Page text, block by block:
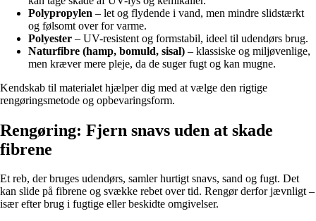
Polypropylen – let og flydende i vand, men mindre slidstærkt
og følsomt over for varme.
Polyester – UV-resistent og formstabil, ideel til udendørs brug.
Naturfibre (hamp, bomuld, sisal) – klassiske og miljøvenlige,
men kræver mere pleje, da de suger fugt og kan mugne.
Kendskab til materialet hjælper dig med at vælge den rigtige
rengøringsmetode og opbevaringsform.
Rengøring: Fjern snavs uden at skade
fibrene
Et reb, der bruges udendørs, samler hurtigt snavs, sand og fugt. Det
kan slide på fibrene og svække rebet over tid. Rengør derfor jævnligt –
især efter brug i fugtige eller beskidte omgivelser.